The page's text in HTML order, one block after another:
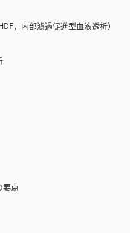
，内部濾過促進型血液透析）
要点